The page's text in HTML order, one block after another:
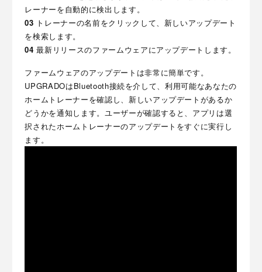
レーナーを自動的に検出します。
03 トレーナーの名前をクリックして、新しいアップデート
を検索します。
04 最新リリースのファームウェアにアップデートします。
ファームウェアのアップデートは非常に簡単です。
UPGRADOはBluetooth接続を介して、利用可能なあなたの
ホームトレーナーを確認し、新しいアップデートがあるか
どうかを通知します。ユーザーが確認すると、アプリは選
択されたホームトレーナーのアップデートをすぐに実行し
ます。